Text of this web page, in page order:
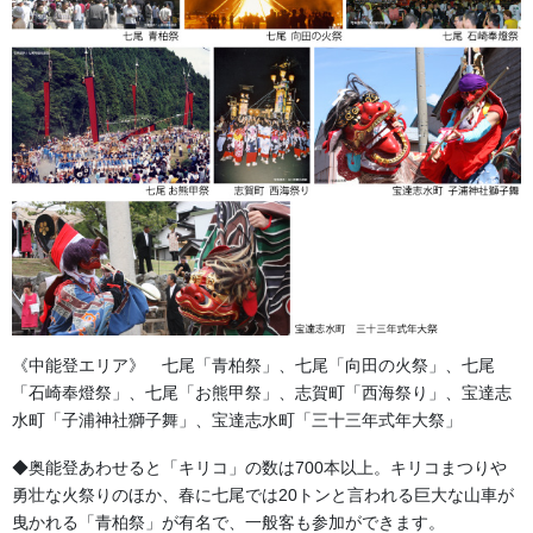
「町会合併等により名称が変わり付替えたい。」
「一枚だけ特別な名称を加えたい。 「頭」・「総世話人」・等
の名称」
そのような、ご希望にお応えします。
条件 黒衿に染抜き、白のみ。
版代 10,000円(税別)～ ×１
加工代 ８５００円(税別)～ ×枚数 (取り外し、取り付け代で
す。)
近年、ご要望が多くなっております。今年のご使用が終わったら
来年に向け、見積もり請求をお気軽にしてください。
《中能登エリア》 七尾「青柏祭」、七尾「向田の火祭」、七尾
「石崎奉燈祭」、七尾「お熊甲祭」、志賀町「西海祭り」、宝達志
水町「子浦神社獅子舞」、宝達志水町「三十三年式年大祭」
◆奥能登あわせると「キリコ」の数は700本以上。キリコまつりや
勇壮な火祭りのほか、春に七尾では20トンと言われる巨大な山車が
曳かれる「青柏祭」が有名で、一般客も参加ができます。